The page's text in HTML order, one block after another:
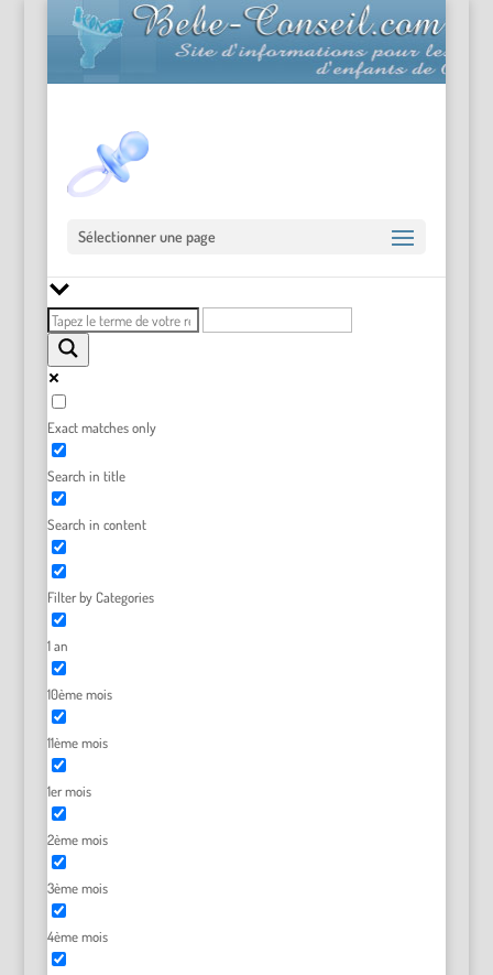
Sélectionner une page
Exact matches only
Search in title
Search in content
Filter by Categories
1 an
10ème mois
11ème mois
1er mois
2ème mois
3ème mois
4ème mois